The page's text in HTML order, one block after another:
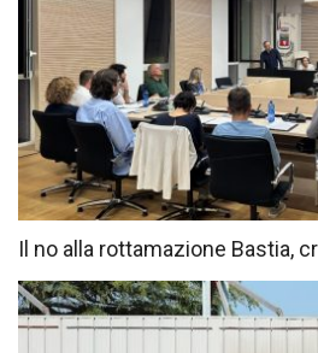
Il no alla rottamazione Bastia,